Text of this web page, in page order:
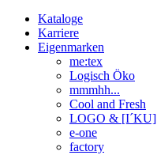
Kataloge
Karriere
Eigenmarken
me:tex
Logisch Öko
mmmhh...
Cool and Fresh
LOGO & [I´KU]
e-one
factory